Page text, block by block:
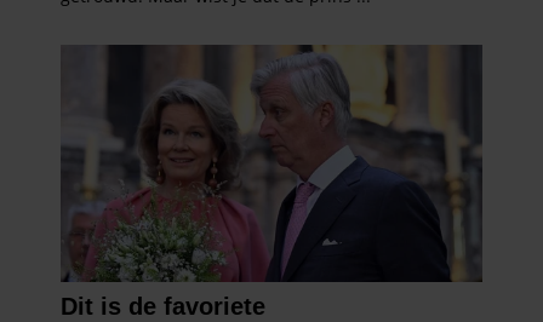
partners kunnen deze gegevens combineren met andere
informatie die u aan ze heeft verstrekt of die ze hebben
verzameld op basis van uw gebruik van hun services. U
gaat akkoord met onze cookies als u onze website blijft